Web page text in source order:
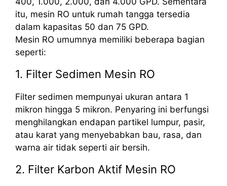
itu, mesin RO untuk rumah tangga tersedia
dalam kapasitas 50 dan 75 GPD.
Mesin RO umumnya memiliki beberapa bagian
seperti:
1. Filter Sedimen Mesin RO
Filter sedimen mempunyai ukuran antara 1
mikron hingga 5 mikron. Penyaring ini berfungsi
menghilangkan endapan partikel lumpur, pasir,
atau karat yang menyebabkan bau, rasa, dan
warna air tidak seperti air bersih.
2. Filter Karbon Aktif Mesin RO